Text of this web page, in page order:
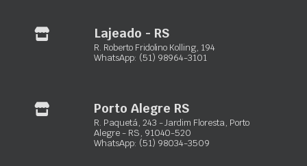
COMPRESSOR DE AR
Consulte o preço
Orçar via WhatsApp
PERFURADOR DE SOLO
Consulte o preço
produto
tem
várias
Orçar via WhatsApp
Lajeado - RS
R. Roberto Fridolino Kolling, 194
WhatsApp: (51) 98964-3101
Porto Alegre RS
R. Paquetá, 243 - Jardim Floresta, Porto
Alegre - RS, 91040-520
WhatsApp: (51) 98034-3509